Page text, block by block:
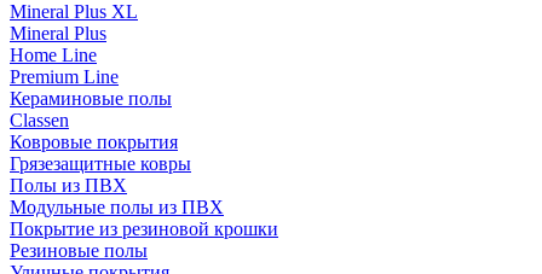
Mineral Plus XL
Mineral Plus
Home Line
Premium Line
Кераминовые полы
Classen
Ковровые покрытия
Грязезащитные ковры
Полы из ПВХ
Модульные полы из ПВХ
Покрытие из резиновой крошки
Резиновые полы